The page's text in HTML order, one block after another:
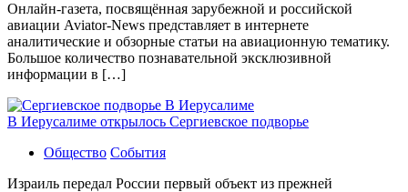
Онлайн-газета, посвящённая зарубежной и российской
авиации Aviator-News представляет в интернете
аналитические и обзорные статьи на авиационную тематику.
Большое количество познавательной эксклюзивной
информации в […]
В Иерусалиме открылось Сергиевское подворье
Общество События
Израиль передал России первый объект из прежней